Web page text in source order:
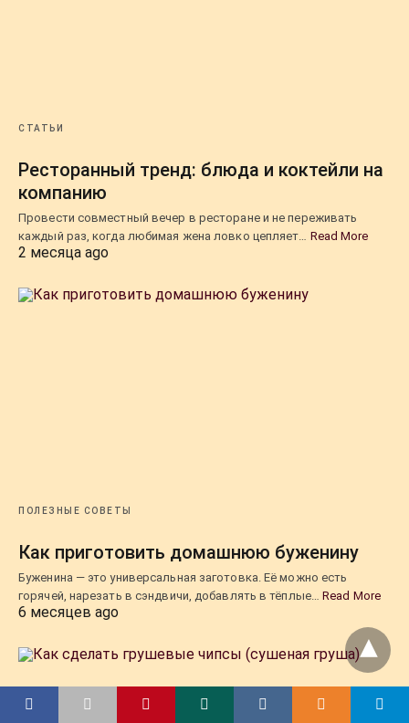
СТАТЬИ
Ресторанный тренд: блюда и коктейли на
компанию
Провести совместный вечер в ресторане и не переживать
каждый раз, когда любимая жена ловко цепляет… Read More
2 месяца ago
ПОЛЕЗНЫЕ СОВЕТЫ
Как приготовить домашнюю буженину
Буженина — это универсальная заготовка. Её можно есть
горячей, нарезать в сэндвичи, добавлять в тёплые…Read More
6 месяцев ago